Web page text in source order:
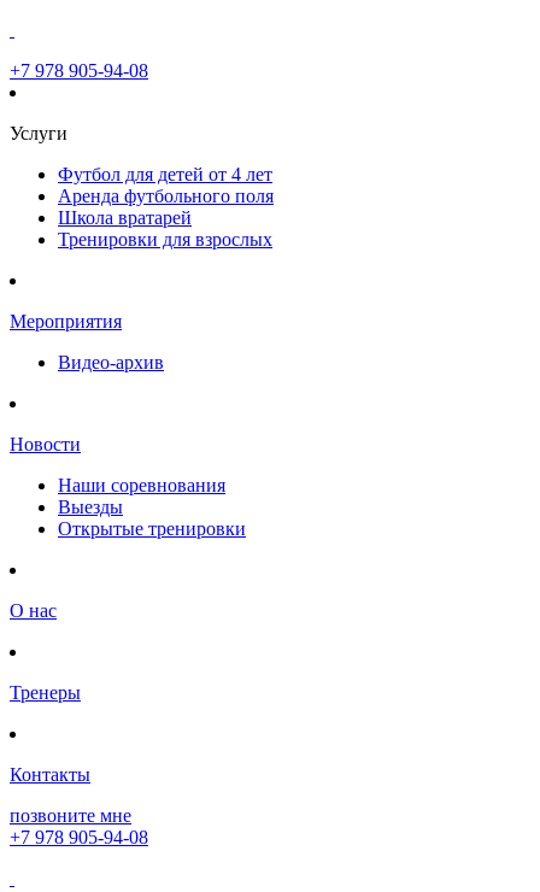
+7 978 905-94-08
Услуги
Футбол для детей от 4 лет
Аренда футбольного поля
Школа вратарей
Тренировки для взрослых
Мероприятия
Видео-архив
Новости
Наши соревнования
Выезды
Открытые тренировки
О нас
Тренеры
Контакты
позвоните мне
+7 978 905-94-08